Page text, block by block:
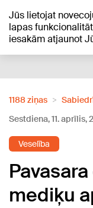
Jūs lietojat
lapas
iesakām atjaunot
+27
1188 ziņas
Sestdiena, 11. aprīlis,
Veselība
mediķu